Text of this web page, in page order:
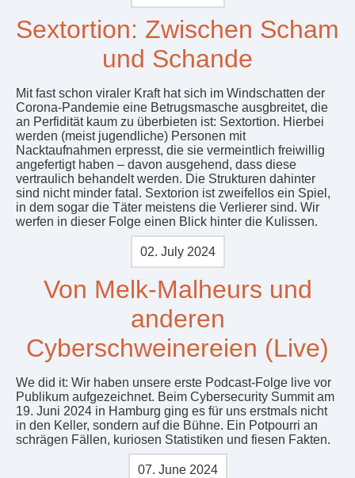
Sextortion: Zwischen Scham
und Schande
Mit fast schon viraler Kraft hat sich im Windschatten der
Corona-Pandemie eine Betrugsmasche ausgbreitet, die
an Perfidität kaum zu überbieten ist: Sextortion. Hierbei
werden (meist jugendliche) Personen mit
Nacktaufnahmen erpresst, die sie vermeintlich freiwillig
angefertigt haben – davon ausgehend, dass diese
vertraulich behandelt werden. Die Strukturen dahinter
sind nicht minder fatal. Sextorion ist zweifellos ein Spiel,
in dem sogar die Täter meistens die Verlierer sind. Wir
werfen in dieser Folge einen Blick hinter die Kulissen.
02. July 2024
Von Melk-Malheurs und
anderen
Cyberschweinereien (Live)
We did it: Wir haben unsere erste Podcast-Folge live vor
Publikum aufgezeichnet. Beim Cybersecurity Summit am
19. Juni 2024 in Hamburg ging es für uns erstmals nicht
in den Keller, sondern auf die Bühne. Ein Potpourri an
schrägen Fällen, kuriosen Statistiken und fiesen Fakten.
07. June 2024